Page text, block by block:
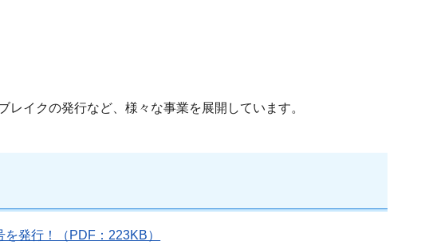
イクの発行など、様々な事業を展開しています。
発行！（PDF：223KB）